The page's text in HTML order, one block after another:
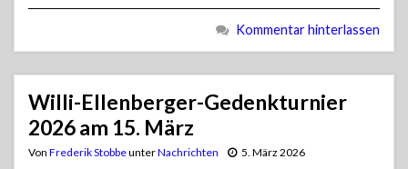
Kommentar hinterlassen
Willi-Ellenberger-Gedenkturnier
2026 am 15. März
Von Frederik StobbeunterNachrichten 5. März 2026